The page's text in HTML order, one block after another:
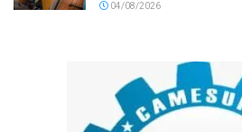
04/08/2026